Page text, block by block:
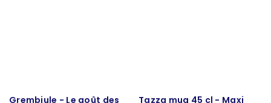
Grembiule - Le goût des
Tazza mug 45 cl - Maxi